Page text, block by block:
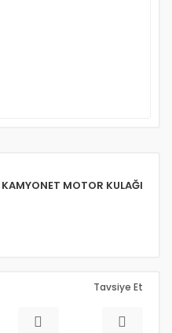
MOTOR KULAĞI
Tavsiye Et